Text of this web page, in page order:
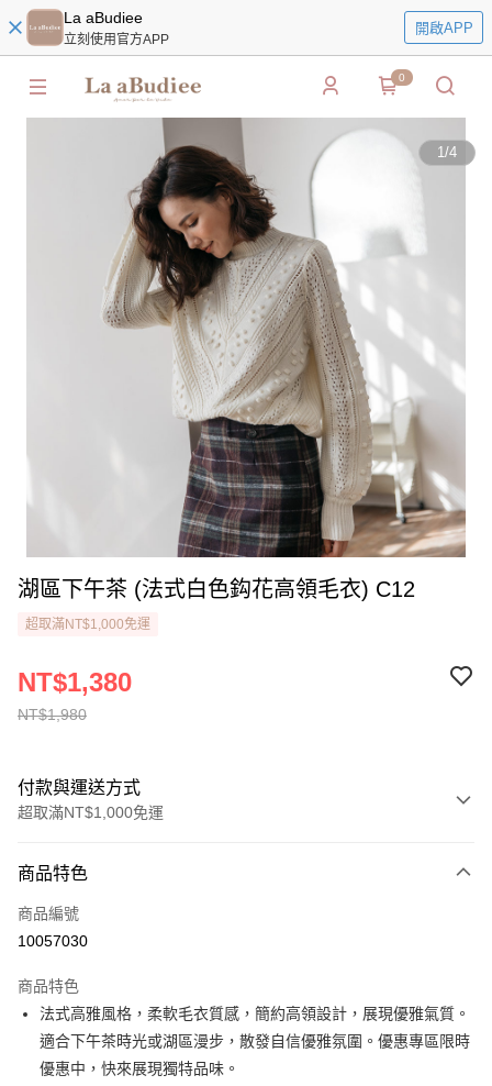
La aBudiee
立刻使用官方APP
開啟APP
0
1/4
湖區下午茶 (法式白色鈎花高領毛衣) C12
超取滿NT$1,000免運
NT$1,980
NT$1,380
付款與運送方式
超取滿NT$1,000免運
信用卡一次付款
LINE Pay
悠遊付
ATM付款
商品特色
商品編號
10057030
商品特色
法式高雅風格，柔軟毛衣質感，簡約高領設計，展現優雅氣質。
適合下午茶時光或湖區漫步，散發自信優雅氛圍。優惠專區限時
優惠中，快來展現獨特品味。